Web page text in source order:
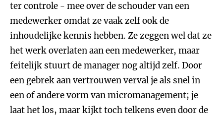
ter controle - mee over de schouder van een
medewerker omdat ze vaak zelf ook de
inhoudelijke kennis hebben. Ze zeggen wel dat ze
het werk overlaten aan een medewerker, maar
feitelijk stuurt de manager nog altijd zelf. Door
een gebrek aan vertrouwen verval je als snel in
een of andere vorm van micromanagement; je
laat het los, maar kijkt toch telkens even door de